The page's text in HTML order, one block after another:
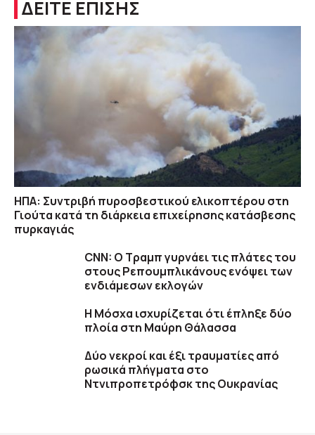
ΔΕΙΤΕ ΕΠΙΣΗΣ
ΗΠΑ: Συντριβή πυροσβεστικού ελικοπτέρου στη
Γιούτα κατά τη διάρκεια επιχείρησης κατάσβεσης
πυρκαγιάς
CNN: Ο Τραμπ γυρνάει τις πλάτες του
στους Ρεπουμπλικάνους ενόψει των
ενδιάμεσων εκλογών
Η Μόσχα ισχυρίζεται ότι έπληξε δύο
πλοία στη Μαύρη Θάλασσα
Δύο νεκροί και έξι τραυματίες από
ρωσικά πλήγματα στο
Ντνιπροπετρόφσκ της Ουκρανίας